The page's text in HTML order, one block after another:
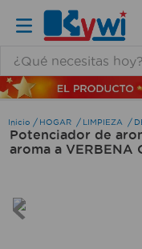
HOGAR LIMPIEZA
Potenciador de
aroma a VERBENA
TÉRMINOS MÁS
1 .
lamparas
2.
ducha
4.